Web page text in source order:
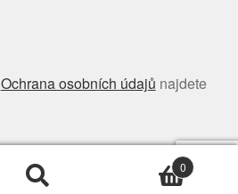
Ochrana osobních údajů najdete
0